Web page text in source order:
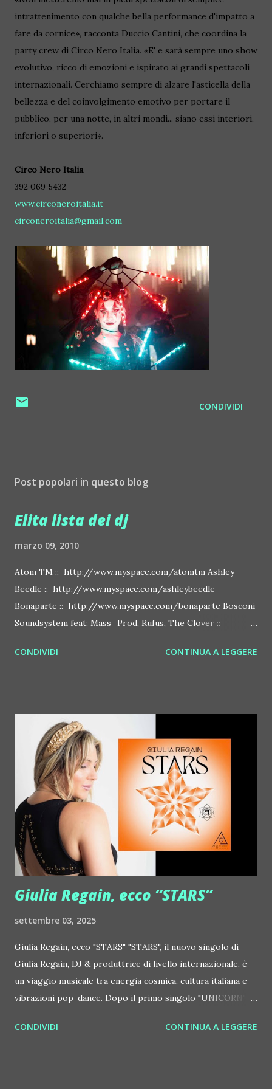
intrattenimento con qualche bella performance d'impatto a
fare da cornice», racconta Duccio Cantini, che coordina la
party crew di Circo Nero Italia. «E' e sarà sempre uno show
evolutivo, ricco di emozioni e ispirato ai grandi spettacoli
internazionali. Cerchiamo sempre di alzare l'asticella della
bellezza e del coinvolgimento emotivo per portare il
pubblico, per una notte, in altri mondi... siano essi interiori,
inferiori o superiori».
Circo Nero Italia
392 069 5432
www.circoneroitalia.it
circoneroitalia@gmail.com
CONDIVIDI
Post popolari in questo blog
Elita lista dei dj
marzo 09, 2010
Atom TM :: http://www.myspace.com/atomtm Ashley
Beedle :: http://www.myspace.com/ashleybeedle
Bonaparte :: http://www.myspace.com/bonaparte Bosconi
Soundsystem feat: Mass_Prod, Rufus, The Clover ::
http://www.myspace.com/benderbyetone Chapelier Fou ::
Deian :: http://www.myspace.com/deiansong Dixon ::
http://www.myspace.com/justdixon Frivolous ::
http://www.myspace.com/frivolouslive Frost ::
http://www.myspace.com/frostnorway Gonzales ::
http://www.myspace.com/gonzpiration Italian Laptop
Orchestra feat. Alessio Bertallot Jimmy Edgar ::
http://www.myspace.com/colorstrip Jon Hopkins ::
http://www.myspace.com/jonhopkins Le Luci della
Centrale Elettrica Loco Dice ::
http://www.myspace.com/locod...
CONDIVIDI CONTINUA A LEGGERE
Giulia Regain, ecco “STARS”
settembre 03, 2025
Giulia Regain, ecco "STARS" "STARS", il nuovo singolo di
Giulia Regain, DJ & produttrice di livello internazionale, è
un viaggio musicale tra energia cosmica, cultura italiana e
vibrazioni pop-dance. Dopo il primo singolo "UNICORN",
seconda release intitolata "STARS", interpretata dalla voce
CONDIVIDI CONTINUA A LEGGERE